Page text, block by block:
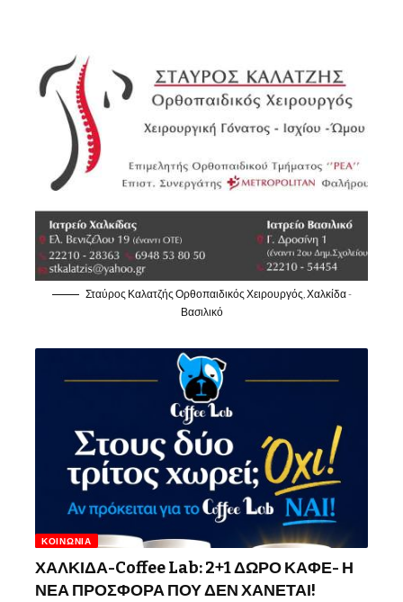
Σταύρος Καλατζής Ορθοπαιδικός Χειρουργός, Χαλκίδα -
Βασιλικό
ΚΟΙΝΩΝΊΑ
ΧΑΛΚΙΔΑ-Coffee Lab: 2+1 ΔΩΡΟ ΚΑΦΕ- Η
ΝΕΑ ΠΡΟΣΦΟΡΑ ΠΟΥ ΔΕΝ ΧΑΝΕΤΑΙ!